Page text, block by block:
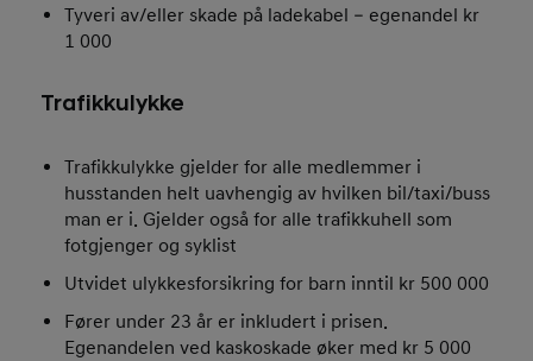
Tyveri av/eller skade på ladekabel – egenandel kr
1 000
Trafikkulykke
Trafikkulykke gjelder for alle medlemmer i
husstanden helt uavhengig av hvilken bil/taxi/buss
man er i. Gjelder også for alle trafikkuhell som
fotgjenger og syklist
Utvidet ulykkesforsikring for barn inntil kr 500 000
Fører under 23 år er inkludert i prisen.
Egenandelen ved kaskoskade øker med kr 5 000